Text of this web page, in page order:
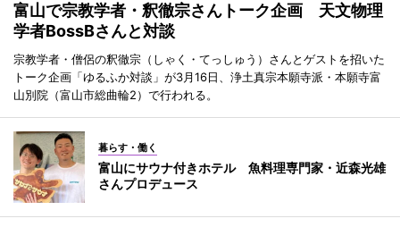
富山で宗教学者・釈徹宗さんトーク企画 天文物理
学者BossBさんと対談
宗教学者・僧侶の釈徹宗（しゃく・てっしゅう）さんとゲストを招いた
トーク企画「ゆるふか対談」が3月16日、浄土真宗本願寺派・本願寺富
山別院（富山市総曲輪2）で行われる。
暮らす・働く
富山にサウナ付きホテル 魚料理専門家・近森光雄
さんプロデュース